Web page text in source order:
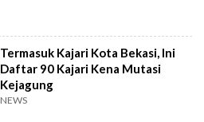
Termasuk Kajari Kota Bekasi, Ini
Daftar 90 Kajari Kena Mutasi
Kejagung
NEWS